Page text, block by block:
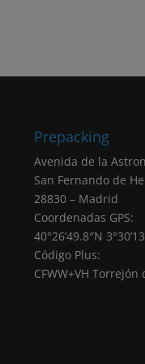
Prepacking
Avenida de la
San Fernando de
28830 – Madrid
Coordenadas GPS:
40°26’49.8″N
Código Plus:
CFWW+VH Torrejón